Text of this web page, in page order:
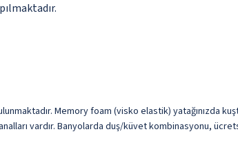
Memory foam (visko elastik) yatağınızda
vardır. Banyolarda duş/küvet kombinasyonu,